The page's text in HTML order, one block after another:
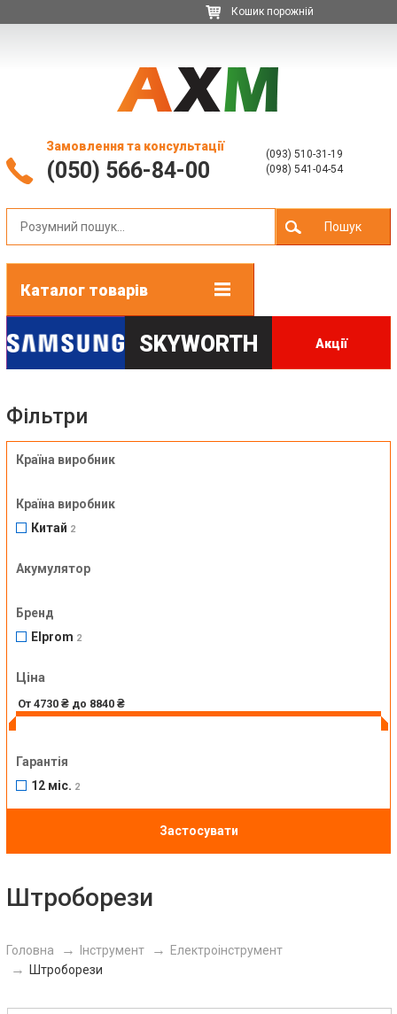
Кошик порожній
Замовлення та консультації
(050) 566-84-00
(093) 510-31-19
(098) 541-04-54
Пошук
Каталог товарів
SKYWORTH Акції
Штроборези
Головна Інструмент
Електроінструмент
Штроборези
Фільтри
Країна виробник
Країна виробник
Китай 2
Акумулятор
Бренд
Elprom 2
Ціна
Гарантія
12 міс. 2
Застосувати